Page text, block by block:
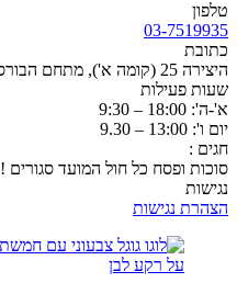
טלפון
03-7519935
כתובת
היצירה 25 (קומה א'), מתחם הבורסה, רמת גן
שעות פעילות
א'-ה': 18:00 – 9:30
יום ו': 13:00 – 9.30
חגים :
סוכות ופסח כל חול המועד סגורים !
נגישות
הצהרת נגישות